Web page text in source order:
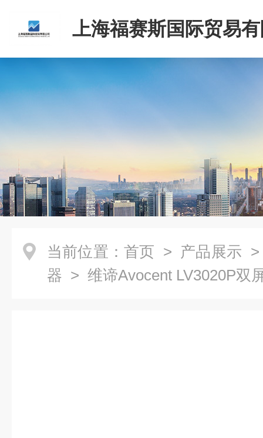
上海福赛斯国际贸易
当前位置： 首页 > 产品展示
器 > 维谛Avocent LV3020P双